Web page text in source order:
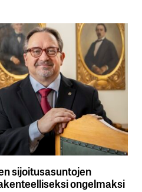
sijoitusasuntojen
ongelmaksi